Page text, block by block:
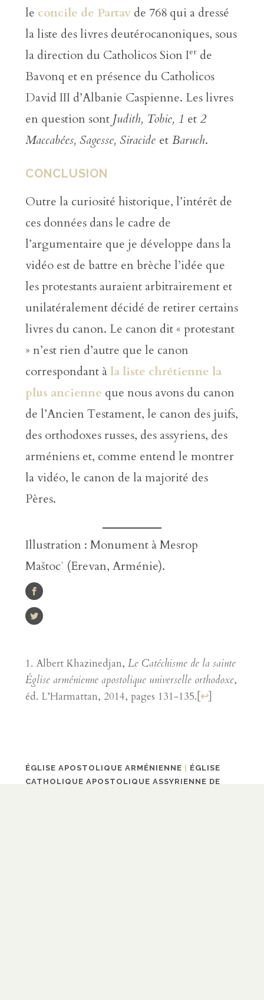
le concile de Partavde 768 qui a dressé
la liste des livres deutérocanoniques, sous
la direction du Catholicos Sion Ierde
Bavonq et en présence du Catholicos
David III d’Albanie Caspienne. Les livres
en question sont Judith, Tobie, 1 et2
Maccabées, Sagesse, Siracide etBaruch.
CONCLUSION
Outre la curiosité historique, l’intérêt de
ces données dans le cadre de
l’argumentaire que je développe dans la
vidéo est de battre en brèche l’idée que
les protestants auraient arbitrairement et
unilatéralement décidé de retirer certains
livres du canon. Le canon dit « protestant
» n’est rien d’autre que le canon
correspondant àla liste chrétienne la
plus ancienne que nous avons du canon
de l’Ancien Testament, le canon des juifs,
des orthodoxes russes, des assyriens, des
arméniens et, comme entend le montrer
la vidéo, le canon de la majorité des
Pères.
Illustration : Monument à Mesrop
Maštocʿ (Erevan, Arménie).
Albert Khazinedjan, Le Catéchisme de la sainte
Église arménienne apostolique universelle orthodoxe,
éd. L’Harmattan, 2014, pages 131-135. ↩]
ÉGLISE APOSTOLIQUE ARMÉNIENNE | ÉGLISE
CATHOLIQUE APOSTOLIQUE ASSYRIENNE DE